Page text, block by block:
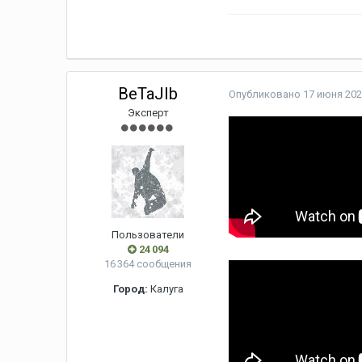
BeTaJIb
Эксперт
Пользователи
24 094
16 364 сообщения
Город: Калуга
Опубликовано 17 июня